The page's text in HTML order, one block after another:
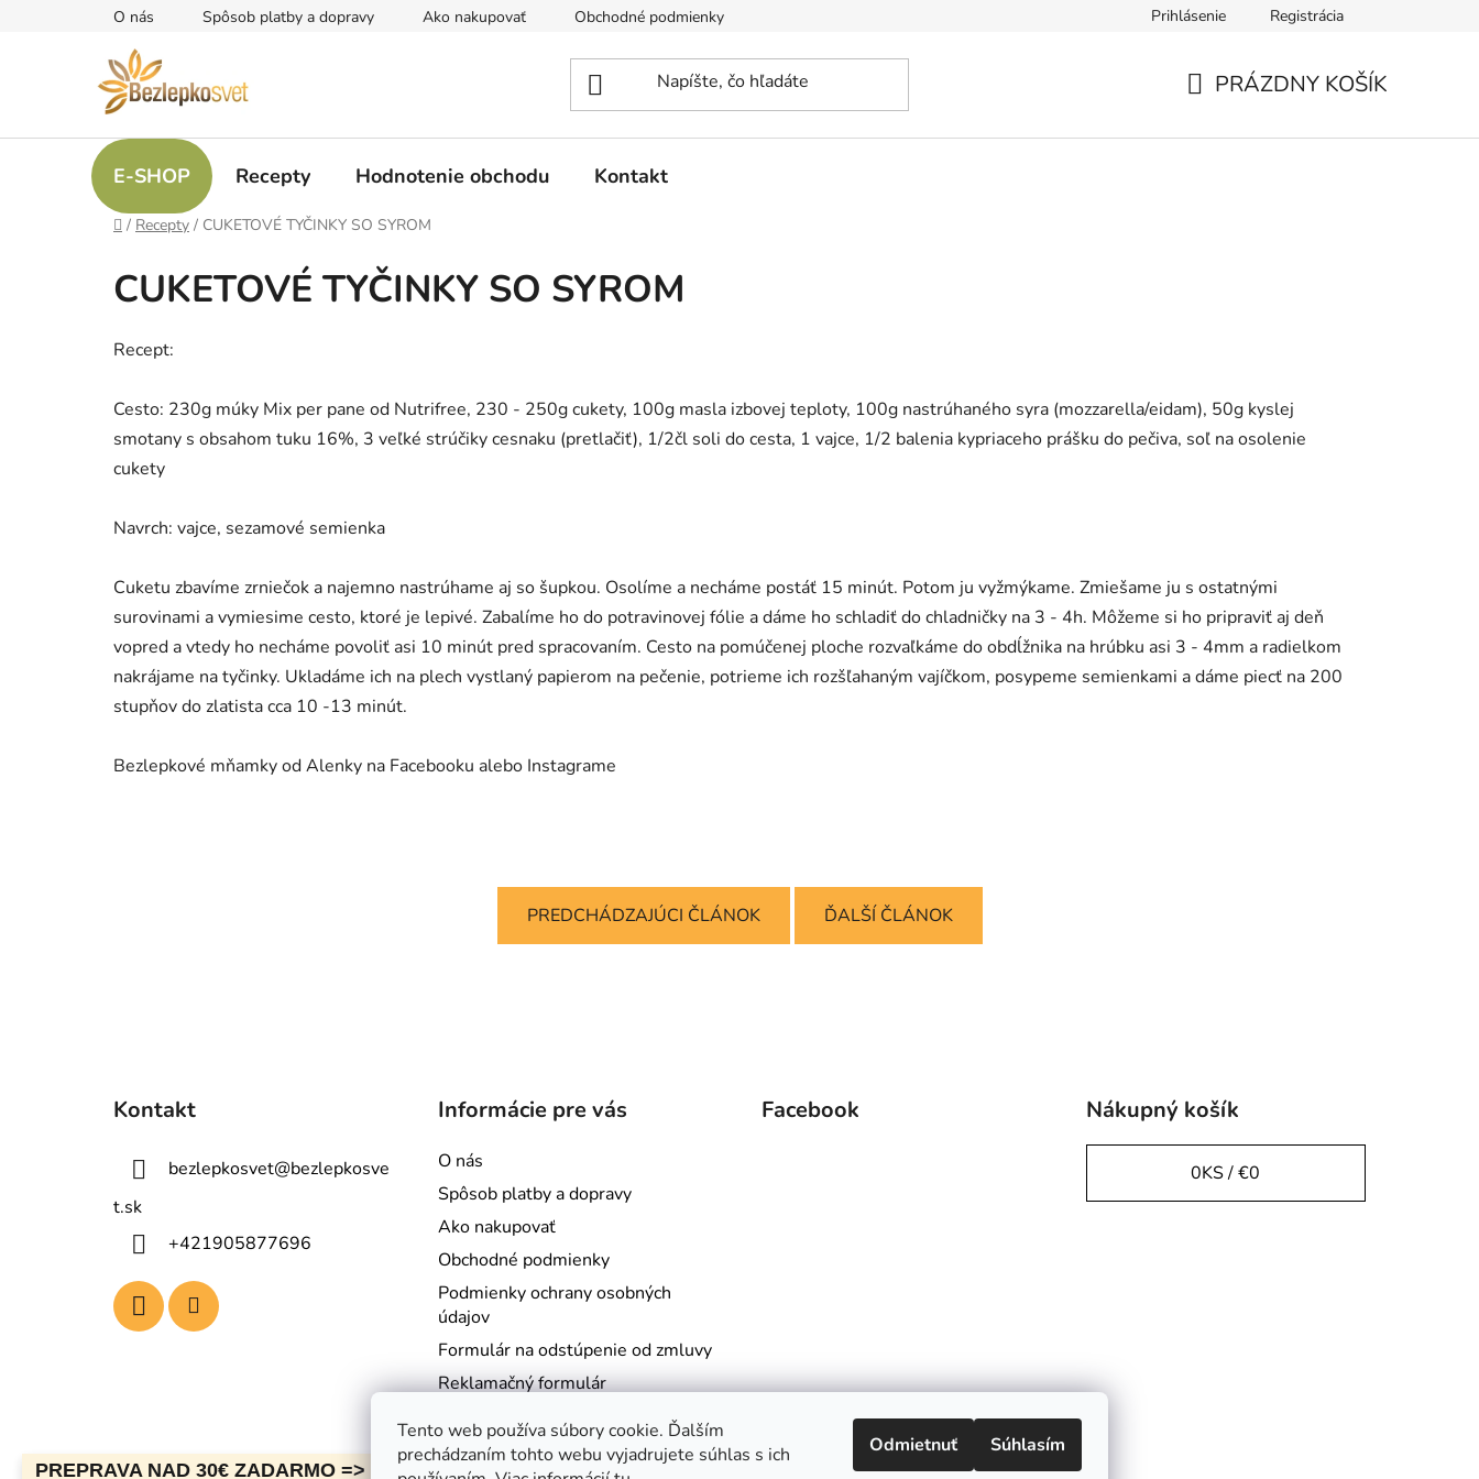
Tento web používa súbory cookie. Ďalším
prechádzaním tohto webu vyjadrujete súhlas s ich
Odmietnuť Súhlasím
PREPRAVA NAD 30€ ZADARMO => OZNAMUJEME
O nás Spôsob platby a dopravy Ako nakupovať Obchodné podmienky Formulár na odstúpenie od zmluvy
Prihlásenie Registrácia
PRÁZDNY KOŠÍK
E-SHOP Recepty Hodnotenie obchodu Kontakt
Domov
/ Recepty / CUKETOVÉ TYČINKY SO SYROM
CUKETOVÉ TYČINKY SO SYROM
Recept:
Cesto: 230g múky Mix per pane od Nutrifree, 230 - 250g cukety, 100g masla izbovej teploty, 100g nastrúhaného syra (mozzarella/eidam), 50g kyslej
smotany s obsahom tuku 16%, 3 veľké strúčiky cesnaku (pretlačiť), 1/2čl soli do cesta, 1 vajce, 1/2 balenia kypriaceho prášku do pečiva, soľ na osolenie
cukety
Navrch: vajce, sezamové semienka
Cuketu zbavíme zrniečok a najemno nastrúhame aj so šupkou. Osolíme a necháme postáť 15 minút. Potom ju vyžmýkame. Zmiešame ju s ostatnými
surovinami a vymiesime cesto, ktoré je lepivé. Zabalíme ho do potravinovej fólie a dáme ho schladiť do chladničky na 3 - 4h. Môžeme si ho pripraviť aj deň
vopred a vtedy ho necháme povoliť asi 10 minút pred spracovaním. Cesto na pomúčenej ploche rozvaľkáme do obdĺžnika na hrúbku asi 3 - 4mm a radielkom
nakrájame na tyčinky. Ukladáme ich na plech vystlaný papierom na pečenie, potrieme ich rozšľahaným vajíčkom, posypeme semienkami a dáme piecť na 200
stupňov do zlatista cca 10 -13 minút.
Bezlepkové mňamky od Alenky na Facebooku alebo Instagrame
PREDCHÁDZAJÚCI ČLÁNOK ĎALŠÍ ČLÁNOK
Kontakt
bezlepkosvet@bezlepkosve
t.sk
+421905877696
Informácie pre vás
O nás
Spôsob platby a dopravy
Ako nakupovať
Obchodné podmienky
Podmienky ochrany osobných
údajov
Formulár na odstúpenie od zmluvy
Reklamačný formulár
Napíšte nám
Facebook Nákupný košík
0KS /€0